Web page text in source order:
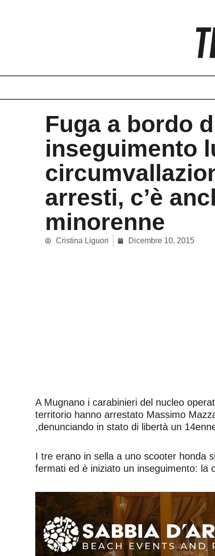
Fuga a bordo
inseguimento
arresti, c’è
minorenne
Cristina Liguori Dicembre 10, 2015
A Mugnano i carabinieri del nucleo
territorio hanno arrestato Massimo
,denunciando in stato di libertà un
I tre erano in sella a uno scooter honda
fermati ed è iniziato un inseguimento: la